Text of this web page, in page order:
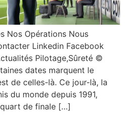
Nos Opérations Nous
Linkedin Facebook
Pilotage,Sûreté ©
dates marquent le
de celles-là. Ce jour-là, la
du monde depuis 1991,
de finale […]